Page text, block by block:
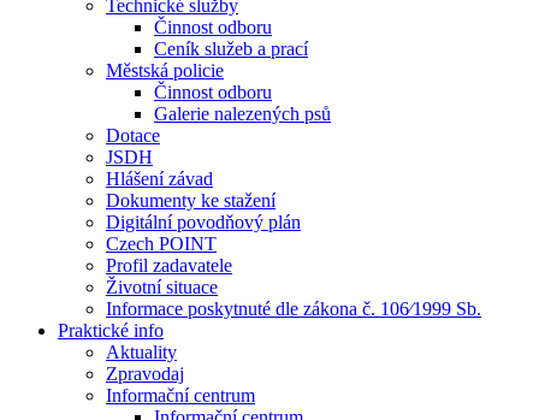
Technické služby
Činnost odboru
Ceník služeb a prací
Městská policie
Činnost odboru
Galerie nalezených psů
Dotace
JSDH
Hlášení závad
Dokumenty ke stažení
Digitální povodňový plán
Czech POINT
Profil zadavatele
Životní situace
Informace poskytnuté dle zákona č. 106⁄1999 Sb.
Praktické info
Aktuality
Zpravodaj
Informační centrum